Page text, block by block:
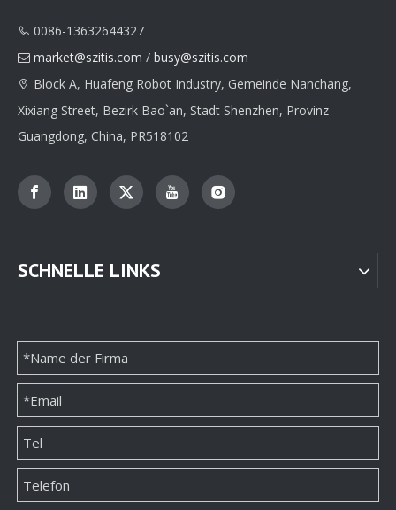
 0086-13632644327
 market@szitis.com / busy@szitis.com
 Block A, Huafeng Robot Industry, Gemeinde Nanchang,
Xixiang Street, Bezirk Bao`an, Stadt Shenzhen, Provinz
Guangdong, China, PR518102
SCHNELLE LINKS